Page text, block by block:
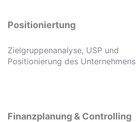
Positioniertung
Zielgruppenanalyse, USP und
Positionierung des Unternehmens
Finanzplanung & Controlling